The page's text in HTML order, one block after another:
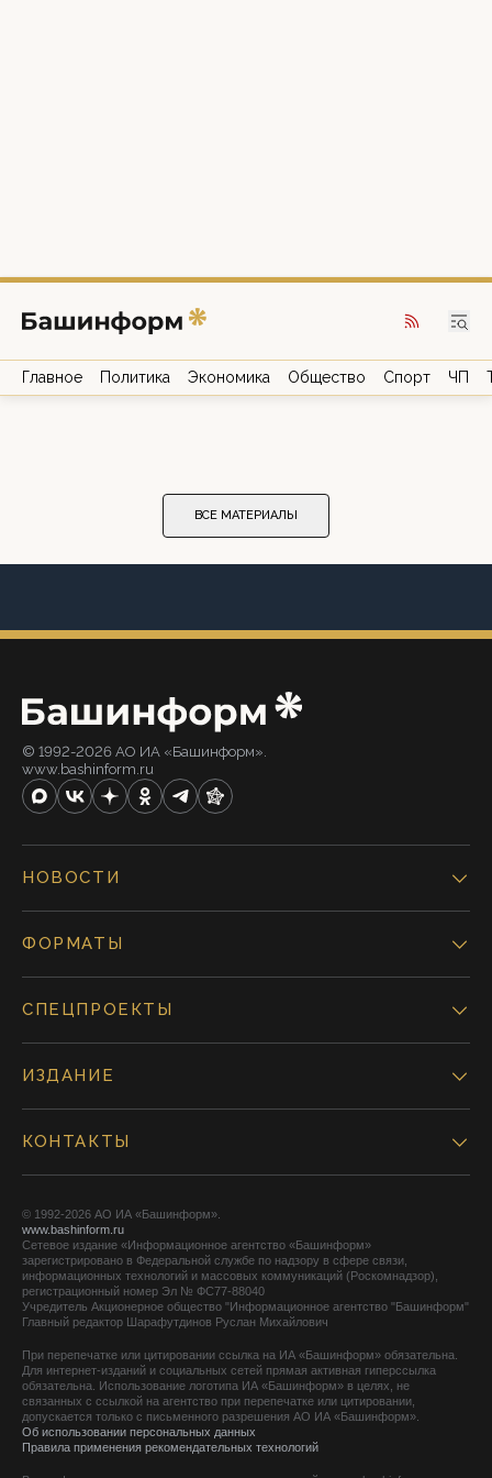
Главное Политика Экономика Общество Спорт ЧП
ВСЕ МАТЕРИАЛЫ
© 1992-2026 АО ИА «Башинформ».
www.bashinform.ru
НОВОСТИ
ФОРМАТЫ
СПЕЦПРОЕКТЫ
ИЗДАНИЕ
КОНТАКТЫ
© 1992-2026 АО ИА «Башинформ».
www.bashinform.ru
Сетевое издание «Информационное агентство «Башинформ»
зарегистрировано в Федеральной службе по надзору в сфере связи,
информационных технологий и массовых коммуникаций (Роскомнадзор),
регистрационный номер Эл № ФС77-88040
Учредитель Акционерное общество "Информационное агентство "Башинформ"
Главный редактор Шарафутдинов Руслан Михайлович
При перепечатке или цитировании ссылка на ИА «Башинформ» обязательна.
Для интернет-изданий и социальных сетей прямая активная гиперссылка
обязательна. Использование логотипа ИА «Башинформ» в целях, не
связанных с ссылкой на агентство при перепечатке или цитировании,
допускается только с письменного разрешения АО ИА «Башинформ».
Об использовании персональных данных
Правила применения рекомендательных технологий